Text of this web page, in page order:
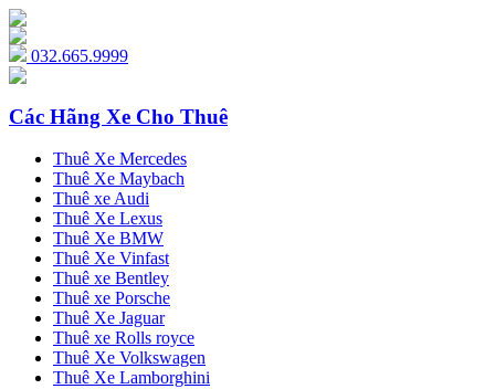
032.665.9999
Các Hãng Xe Cho Thuê
Thuê Xe Mercedes
Thuê Xe Maybach
Thuê xe Audi
Thuê Xe Lexus
Thuê Xe BMW
Thuê Xe Vinfast
Thuê xe Bentley
Thuê xe Porsche
Thuê Xe Jaguar
Thuê xe Rolls royce
Thuê Xe Volkswagen
Thuê Xe Lamborghini